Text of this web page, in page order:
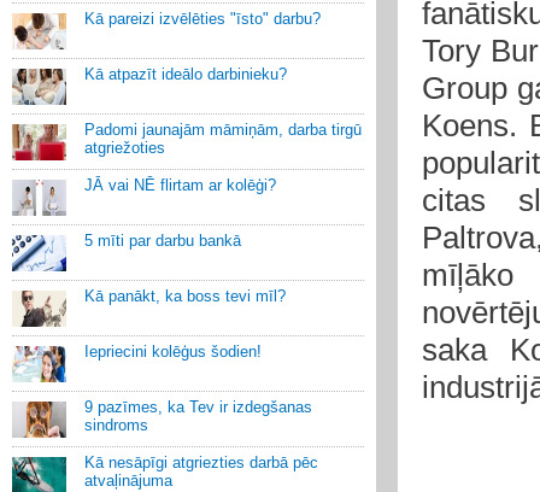
Kā pareizi izvēlēties "īsto" darbu?
Kā atpazīt ideālo darbinieku?
Padomi jaunajām māmiņām, darba tirgū
atgriežoties
JĀ vai NĒ flirtam ar kolēģi?
5 mīti par darbu bankā
Kā panākt, ka boss tevi mīl?
Iepriecini kolēģus šodien!
9 pazīmes, ka Tev ir izdegšanas
sindroms
Kā nesāpīgi atgriezties darbā pēc
atvaļinājuma
Tory
Group
Koens.
citas
saka